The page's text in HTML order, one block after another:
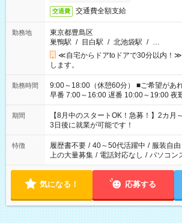
交通費 交通費全額支給
勤務地
東京都豊島区
巣鴨駅 / 目白駅 / 北池袋駅 / …
≪自宅からドアtoドアで30分以内！
します。
勤務時間
9:00～18:00（休憩60分） ■ご希望があれば下記シフトもOK！
早番 7:00～16:00 遅番 10:00～19:00 夜勤
と休みを合わせたい」 「余裕を持って
「できれば残業はしたくない」 など、
ね。 ※Wワーク希望の方へ 今ご覧のお仕事で希望する勤務時間
と、もう1つのお仕事の勤務時間。 合計
合は応募できません。
期間
【8月中のスタートOK！急募！】2カ
3日後に就業が可能です！
特徴 履歴書不要 / 40～50代活躍中 / 服装自由
上の大量募集 / 電話対応なし / パソコン
気になる！ 応募する